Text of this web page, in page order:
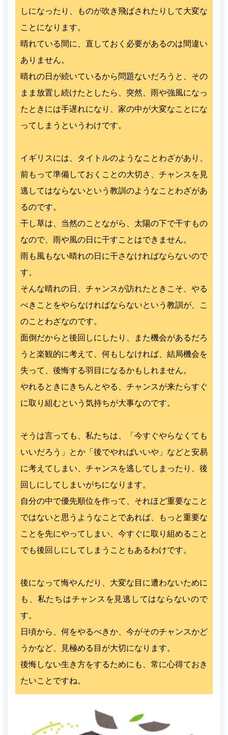
しになったり、ものが吹き飛ばされたりして大変な
ことになります。
晴れている間に、直しておく必要があるのは間違い
ありません。
晴れの日が続いているから問題ないだろうと、その
まま放置し続けたとしたら、突然、雨や強風になっ
たときには手遅れになり、家の中が大変なことにな
ってしまうというわけです。
イギリスには、タイトルのようなことわざがあり、
前もって準備しておくことの大切さ、チャンスを見
逃してはならないという教訓のようなことわざがあ
るのです。
干し草は、当然のことながら、太陽の下で干すもの
なので、雨や風の日に干すことはできません。
雨も風もない晴れの日に干さなければならないので
す。
そんな晴れの日、チャンスが訪れたときこそ、やる
べきことをやらなければならないという教訓が、こ
のことわざなのです。
面倒だからと後回しにしたり、また機会があるだろ
うと楽観的に考えて、何もしなければ、結局機会を
失って、後悔する羽目になるかもしれません。
やれるときにきちんとやる、チャンスが来たらすぐ
に取り組むという気持ちが大事なのです。
そうは言っても、私たちは、「今すぐやらなくても
いいだろう」とか「後でやればいいや」などと安易
に考えてしまい、チャンスを逃してしまったり、後
回しにしてしまいがちになります。
自分の中で優先順位を作って、それほど重要なこと
ではないと思うようなことであれば、もっと重要な
ことを先にやってしまい、今すぐに取り組めること
でも後回しにしてしまうこともあるわけです。
後になって悔やんだり、大変な目に遭わないために
も、私たちはチャンスを見逃してはならないので
す。
日頃から、何をやるべきか、今がそのチャンスかど
うかなど、見極める目が大切になります。
後悔しない生き方をするためにも、常に心得ておき
たいことですね。